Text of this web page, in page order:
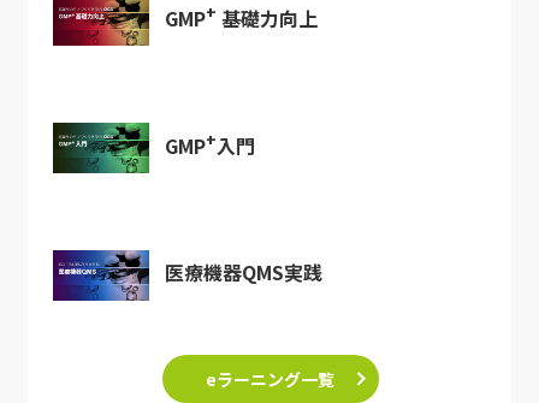
GMP+ 基礎力向上
GMP+入門
医療機器QMS実践
eラーニング一覧